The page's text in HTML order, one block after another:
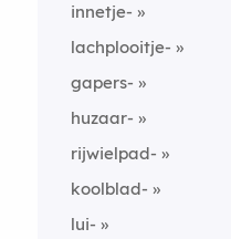
innetje-
lachplooitje-
gapers-
huzaar-
rijwielpad-
koolblad-
lui-